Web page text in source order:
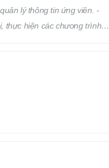
lý thông tin ứng viên. -
thực hiện các chương trình